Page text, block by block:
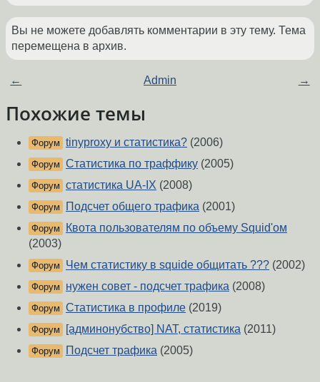
Вы не можете добавлять комментарии в эту тему. Тема
перемещена в архив.
← Admin →
Похожие темы
Форум tinyproxy и статистика? (2006)
Форум Статистика по траффику (2005)
Форум статистика UA-IX (2008)
Форум Подсчет общего трафика (2001)
Форум
Квота пользователям по объему Squid'ом
(2003)
Форум Чем статистику в squide общитать ??? (2002)
Форум нужен совет - подсчет трафика (2008)
Форум Статистика в профиле (2019)
Форум [админонубство] NAT, статистика (2011)
Форум Подсчет трафика (2005)